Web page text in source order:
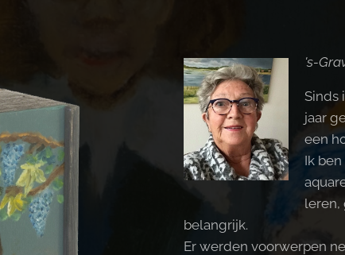
's-
Sinds
jaar
een
Ik
leren,
belangrijk.
Er werden voorwerpen